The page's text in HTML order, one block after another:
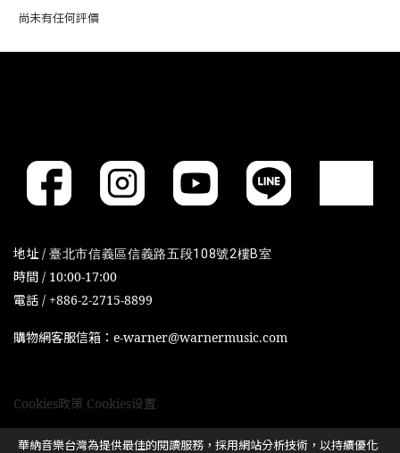
尚未有任何評價
地址 / 臺北市信義區信義路五段108號2樓B室
時間 / 10:00-17:00
電話 / +886-2-2715-8899
購物網客服信箱：e-warner@warnermusic.com
Cookies政策 Cookies设置
華納音樂台灣為提供最佳的閱讀服務，採用網站分析技術，以持續優化